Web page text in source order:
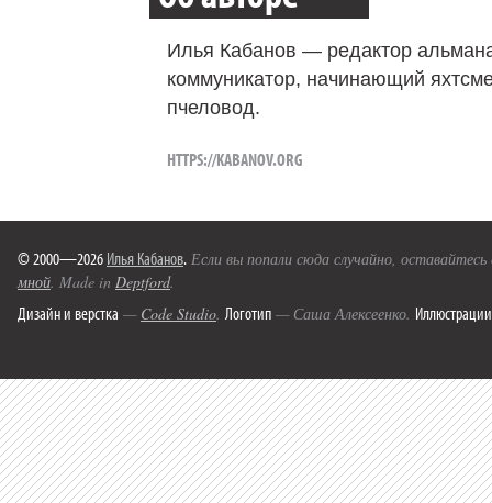
Илья Кабанов — редактор
коммуникатор, начинающий
пчеловод.
HTTPS://KABANOV.ORG
© 2000—2026 Илья Кабанов. Если вы попали сюда случайно,
мной. Made in Deptford.
Дизайн и верстка — Code Studio. Логотип — Саша Алексеенко. Иллюстрации